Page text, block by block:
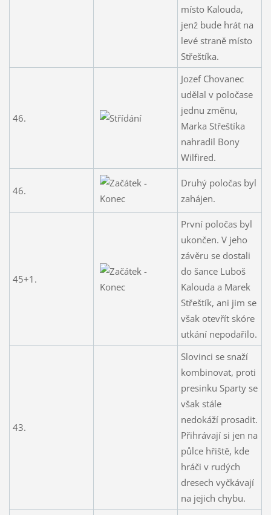
místo Kalouda,
jenž bude hrát na
levé straně místo
Střeštíka.
46.
Jozef Chovanec
udělal v poločase
jednu změnu,
Marka Střeštíka
nahradil Bony
Wilfired.
46.
Druhý poločas byl
zahájen.
45+1.
První poločas byl
ukončen. V jeho
závěru se dostali
do šance Luboš
Kalouda a Marek
Střeštík, ani jim se
však otevřít skóre
utkání nepodařilo.
43.
Slovinci se snaží
kombinovat, proti
presinku Sparty se
však stále
nedokáží prosadit.
Přihrávají si jen na
půlce hřiště, kde
hráči v rudých
dresech vyčkávají
na jejich chybu.